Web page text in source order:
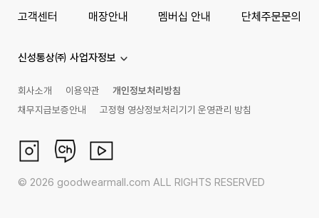
고객센터 매장안내 멤버십 안내 단체주문문의
신성통상㈜ 사업자정보
회사소개 이용약관
개인정보처리방침
채무지급보증안내
고정형 영상정보처리기기 운영관리 방침
© 2026 goodwearmall.com ALL RIGHTS RESERVED